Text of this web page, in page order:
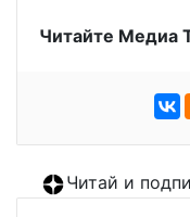
Читайте Медиа
Читай и